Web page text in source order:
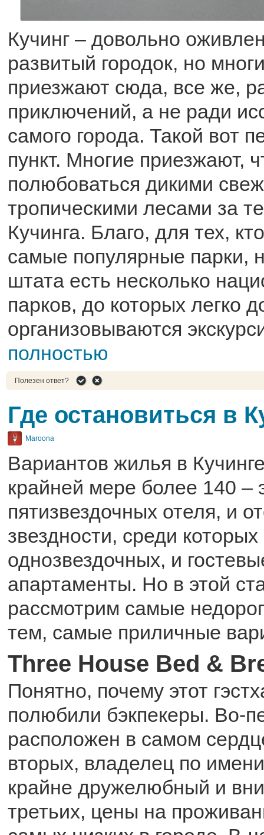
Кучинг – довольно
развитый городок, но
приезжают сюда, все же,
приключений, а не ради
самого города. Такой вот
пункт. Многие приезжают,
полюбоваться дикими
тропическими лесами за
Кучинга. Благо, для тех,
самые популярные парки,
штата есть несколько
парков, до которых легко
организовываются
полностью
Полезен ответ?
Где остановиться в
Maroona
Вариантов жилья в
крайней мере более 140 –
пятизвездочных отеля, и
звездности, среди
однозвездочных, и
апартаменты. Но в этой
рассмотрим самые
тем, самые приличные
Three House Bed &
Понятно, почему этот
полюбили бэкпекеры. Во-
расположен в самом
вторых, владелец по
крайне дружелюбный и
третьих, цены на